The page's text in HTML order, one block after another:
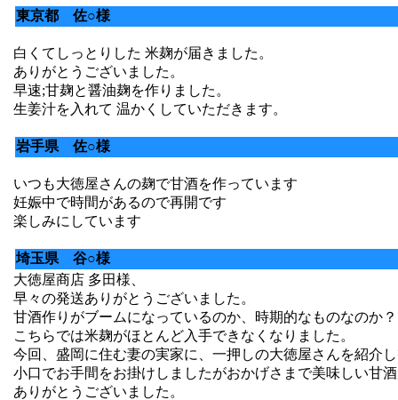
東京都 佐○様
白くてしっとりした 米麹が届きました。
ありがとうございました。
早速;甘麹と醤油麹を作りました。
生姜汁を入れて 温かくしていただきます。
岩手県 佐○様
いつも大徳屋さんの麹で甘酒を作っています
妊娠中で時間があるので再開です
楽しみにしています
埼玉県 谷○様
大徳屋商店 多田様、
早々の発送ありがとうございました。
甘酒作りがブームになっているのか、時期的なものなのか？
こちらでは米麹がほとんど入手できなくなりました。
今回、盛岡に住む妻の実家に、一押しの大徳屋さんを紹介
小口でお手間をお掛けしましたがおかげさまで美味しい甘
ありがとうございました。